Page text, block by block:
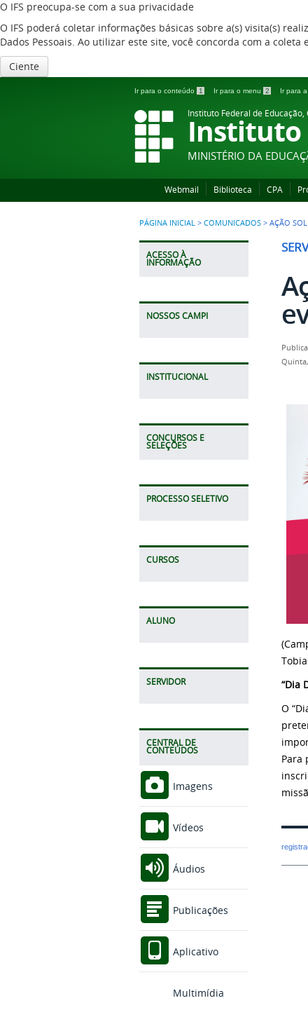
O IFS preocupa-se com a sua privacidade
O IFS poderá coletar informações básicas sobre a(s) visita(s)
Dados Pessoais. Ao utilizar este site, você concorda com a
Ciente
Ir para o conteúdo 1 Ir para o menu 2 Ir para
Instituto Federal de
Instituto
MINISTÉRIO DA
Webmail Biblioteca CPA
PÁGINA INICIAL > COMUNICADOS > AÇÃO
ACESSO À
INFORMAÇÃO
NOSSOS CAMPI
INSTITUCIONAL
CONCURSOS E
SELEÇÕES
PROCESSO SELETIVO
CURSOS
ALUNO
SERVIDOR
CENTRAL DE
CONTEÚDOS
Imagens
Vídeos
Áudios
Publicações
Aplicativo
Multimídia
“Dia
O
Para